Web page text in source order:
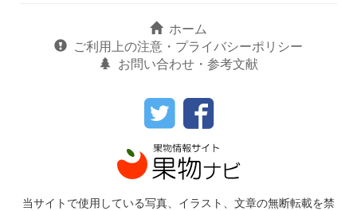
ホーム
ご利用上の注意・プライバシーポリシー
お問い合わせ・参考文献
当サイトで使用している写真、イラスト、文章の無断転載を禁